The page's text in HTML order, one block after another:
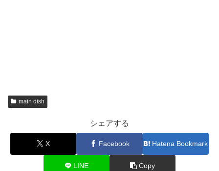
main dish
シェアする
X Facebook Hatena Bookmark
LINE Copy